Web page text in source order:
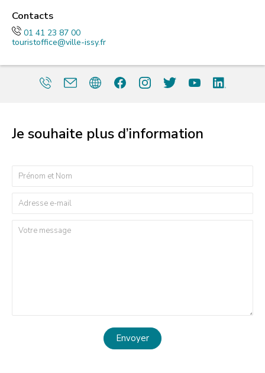
Contacts
01 41 23 87 00
touristoffice@ville-issy.fr
Je souhaite plus d’information
Envoyer